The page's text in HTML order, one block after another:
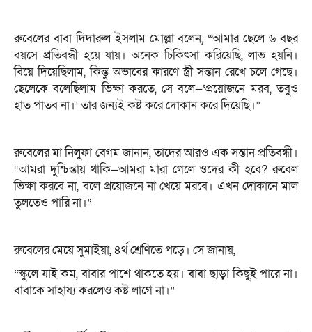
রুবেলের বাবা দিদারুল ইসলাম মোল্লা বলেন, “আমার ছেলে ৬ বছর
বয়সে প্রতিবন্ধী হয়ে যায়। অনেক চিকিৎসা করিয়েছি, লাভ হয়নি।
বিয়ে দিয়েছিলাম, কিন্তু অভাবের কারণে স্ত্রী সন্তান রেখে চলে গেছে।
ছেলেকে বলেছিলাম ভিক্ষা করতে, সে বলে—‘প্রয়োজনে মরব, তবুও
হাত পাতব না।’ তার জন্যই কষ্ট করে দোকান করে দিয়েছি।”
রুবেলের মা নিলুফা বেগম জানান, তাদের আরও এক সন্তান প্রতিবন্ধী।
“আমরা দুশ্চিন্তায় থাকি—আমরা মারা গেলে ওদের কী হবে? রুবেল
ভিক্ষা করবে না, বলে প্রয়োজনে না খেয়ে মরবে। এখন দোকানে মাল
তুলতেও পারি না।”
রুবেলের মেয়ে সুমাইয়া, ৪র্থ শ্রেণিতে পড়ে। সে জানায়,
“স্কুলে যাই কম, বাবার পাশে থাকতে হয়। বাবা ছাড়া কিছুই পারে না।
বাবাকে সাহায্য করলেও কষ্ট লাগে না।”